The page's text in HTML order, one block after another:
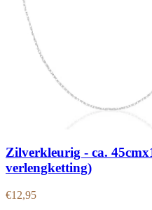
Zilverkleurig - ca.
verlengketting)
€12,95